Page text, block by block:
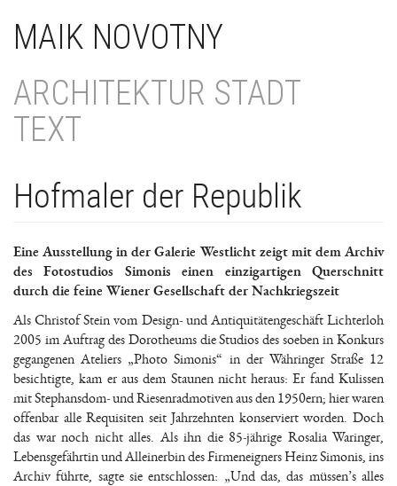
zum
InhaltMAIK NOVOTNY
ARCHITEKTUR STADT
TEXT
Hofmaler der Republik
Eine Ausstellung in der Galerie Westlichtzeigt mit dem Archiv
des Fotostudios Simonis einen einzigartigen Querschnitt
durch die feine Wiener Gesellschaft der Nachkriegszeit
Als Christof Stein vom Design- und Antiquitätengeschäft Lichterloh
2005 im Auftrag des Dorotheums die Studios des soeben in Konkurs
gegangenen Ateliers „Photo Simonis“ in der Währinger Straße 12
besichtigte, kam er aus dem Staunen nicht heraus: Er fand Kulissen
mit Stephansdom- und Riesenradmotiven aus den 1950ern; hier waren
offenbar alle Requisiten seit Jahrzehnten konserviert worden. Doch
das war noch nicht alles. Als ihn die 85-jährige Rosalia Waringer,
Lebensgefährtin und Alleinerbin des Firmeneigners Heinz Simonis, ins
Archiv führte, sagte sie entschlossen: „Und das, das müssen’s alles